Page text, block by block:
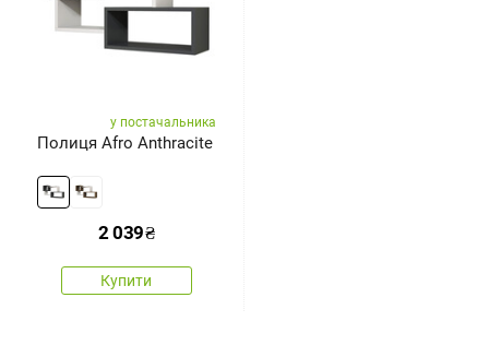
у постачальника
Полиця Afro Anthracite
2 039₴
Купити